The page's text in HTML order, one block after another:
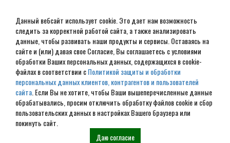
Данный вебсайт использует cookie. Это дает нам возможность
следить за корректной работой сайта, а также анализировать
данные, чтобы развивать наши продукты и сервисы. Оставаясь на
сайте и (или) давая свое Согласие, Вы соглашаетесь с условиями
обработки Ваших персональных данных, содержащихся в cookie-
файлах в соответствии сПолитикой защиты и обработки
персональных данных клиентов, контрагентов и пользователей
сайта . Если Вы не хотите, чтобы Ваши вышеперечисленные данные
обрабатывались, просим отключить обработку файлов cookie и сбор
пользовательских данных в настройках Вашего браузера или
покинуть сайт.
Даю согласие
Заливка ленточного
фундамента в Саратове
Наши проекты